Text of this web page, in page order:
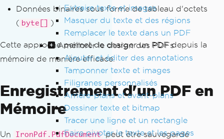
Extraire texte et images
Masquer du texte et des régions
Remplacer le texte dans un PDF
Améliorer le design des PDFs
Ajouter et éditer des annotations
Tamponner texte et images
Filigranes personnalisés
Arrière-plans et avant-plans
Dessiner texte et bitmap
Tracer une ligne et un rectangle
Faire pivoter le texte et les pages
Données binaires sous forme de tableau d'octets
( byte[] )
Cette approche permet de charger un PDF depuis la
mémoire de manière efficace.
Enregistrement d'un PDF en
Mémoire
Un IronPdf.PdfDocument peut être sauvegardé